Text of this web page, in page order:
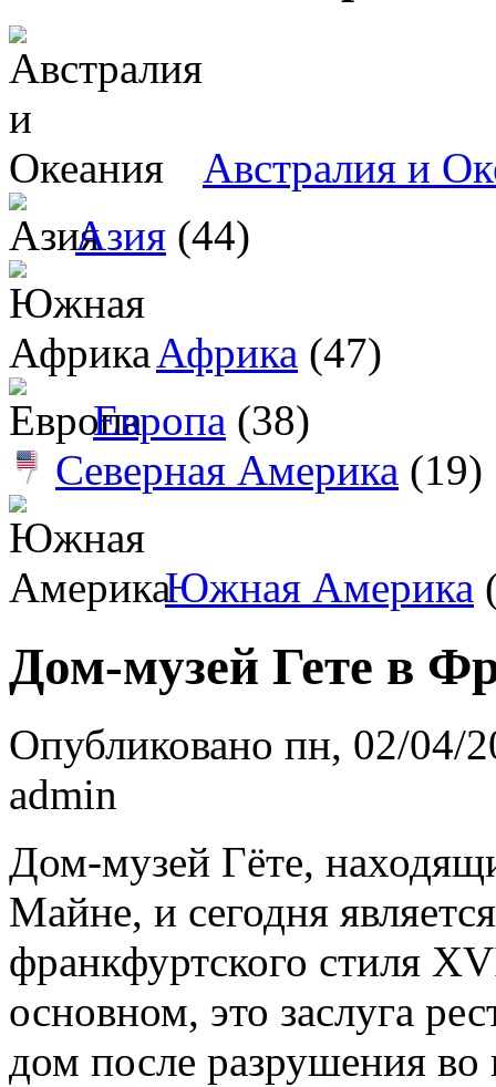
Австралия и
Азия (44)
Африка (47)
Европа (38)
Северная Америка (19)
Южная Америка
Дом-музей Гете в
Опубликовано пн, 02/04/
admin
Дом-музей Гёте,
Майне, и сегодня
франкфуртского стиля
основном, это заслуга
дом после разрушения